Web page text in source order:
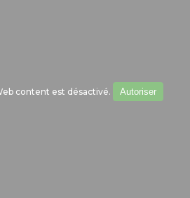
content est désactivé. Autoriser